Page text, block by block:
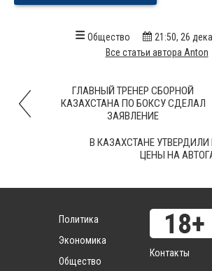
Общество
21:50, 26
Все статьи автора Anton
ГЛАВНЫЙ ТРЕНЕР СБОРНОЙ
КАЗАХСТАНА ПО БОКСУ СДЕЛАЛ
ЗАЯВЛЕНИЕ
В КАЗАХСТАНЕ
ЦЕНЫ НА
Политика
Экономика
Общество
Контакты